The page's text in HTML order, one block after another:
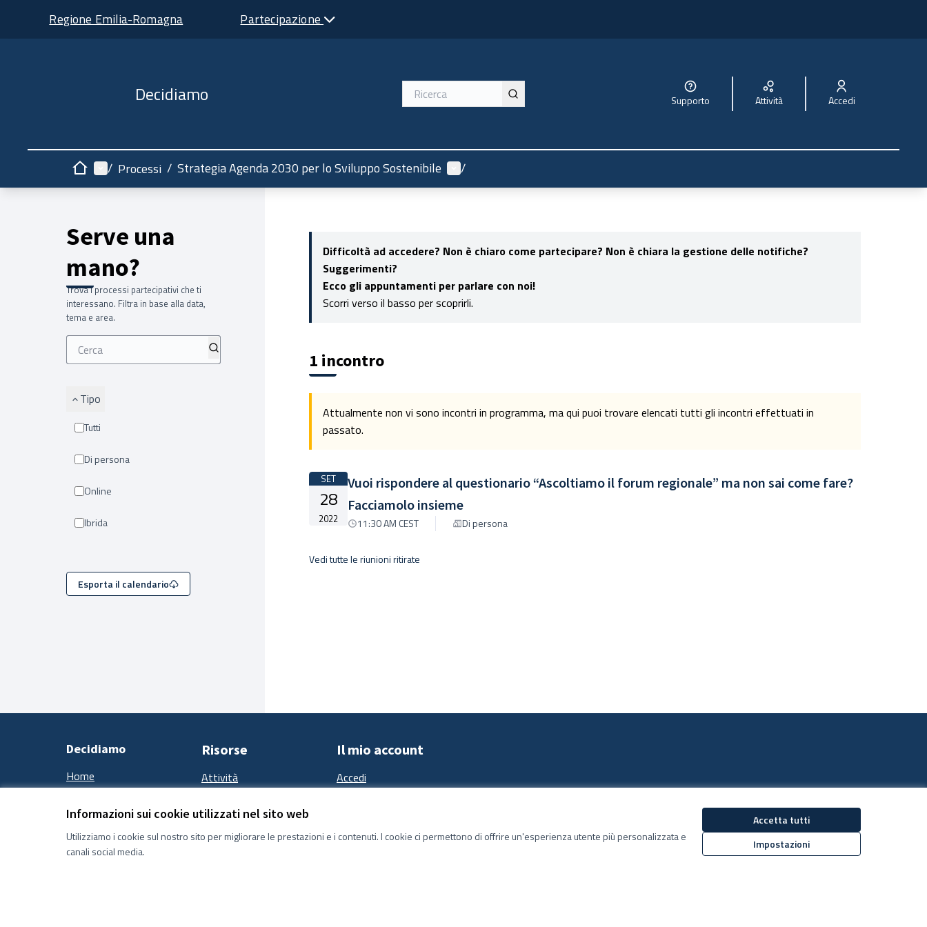
Informazioni sui cookie utilizzati nel sito web
Utilizziamo i cookie sul nostro sito per migliorare le prestazioni e i contenuti. I cookie ci permettono di offrire un'esperienza utente più personalizzata e
canali social media.
Accetta tutti
Impostazioni
Regione Emilia-Romagna Partecipazione
Decidiamo Supporto Attività Accedi
HomeMenù principale
/ Processi / Strategia Agenda 2030 per lo Sviluppo Sostenibile Menù utente
/
Serve una
mano?
Trova i processi partecipativi che ti
interessano. Filtra in base alla data,
tema e area.
Tipo
Tutti
Di persona
Online
Ibrida
Esporta il calendario
Difficoltà ad accedere? Non è chiaro come partecipare? Non è chiara la gestione delle notifiche?
Suggerimenti?
Ecco gli appuntamenti per parlare con noi!
Scorri verso il basso per scoprirli.
1 incontro
Attualmente non vi sono incontri in programma, ma qui puoi trovare elencati tutti gli incontri effettuati in
passato.
SET
28
2022
Vuoi rispondere al questionario “Ascoltiamo il forum regionale” ma non sai come fare?
Facciamolo insieme
11:30 AM CEST Di persona
Vedi tutte le riunioni ritirate
Decidiamo
Home
Risorse
Attività
Incontri
Il mio account
Accedi